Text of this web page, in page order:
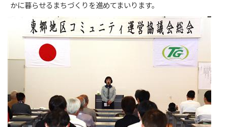
かに暮らせるまちづくりを進めてまいります。